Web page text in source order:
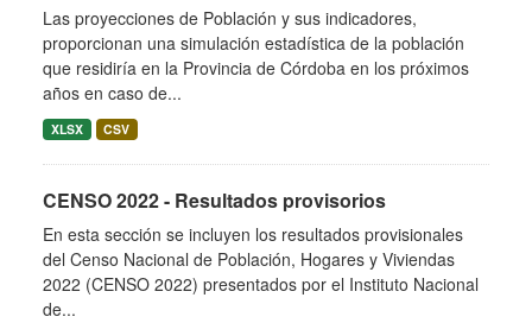
Las proyecciones de Población y sus indicadores,
proporcionan una simulación estadística de la población
que residiría en la Provincia de Córdoba en los próximos
años en caso de...
XLSX CSV
CENSO 2022 - Resultados provisorios
En esta sección se incluyen los resultados provisionales
del Censo Nacional de Población, Hogares y Viviendas
2022 (CENSO 2022) presentados por el Instituto Nacional
de...